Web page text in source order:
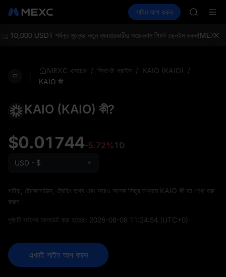
স্পট ফিউচার SPCX আয় করুন
সাইন আপ করুন
AAOI
10,000 USDT পর্যন্ত মূল্যের নতুন ব্যবহারকারীর ওয়েলকাম গিফট ক্লেইম করুন!MEXC
MEXC এক্সচেঞ্জ / ক্রিপ্টো প্রাইস / KAIO (KAIO)
/
KAIO কী
KAIO (KAIO) কী?
$0.01744-5.72%1D
USD - $
গাইড, টোকেনোমিক্স, ট্রেডিং তথ্য এবং আরও অনেক কিছুর মাধ্যমে KAIO কী তা শেখা শুরু
করুন।
পৃষ্ঠাটি সর্বশেষ আপডেট করা হয়েছে: 2026-08-08 11:24:54 (UTC+0)
এখনই সাইন আপ করুন